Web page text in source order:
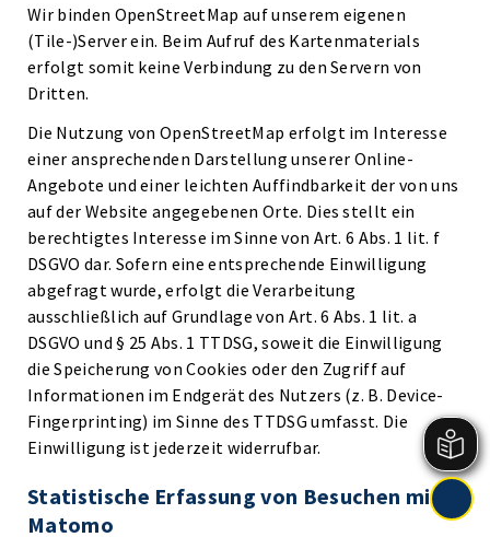
Wir binden OpenStreetMap auf unserem eigenen
(Tile-)Server ein. Beim Aufruf des Kartenmaterials
erfolgt somit keine Verbindung zu den Servern von
Dritten.
Die Nutzung von OpenStreetMap erfolgt im Interesse
einer ansprechenden Darstellung unserer Online-
Angebote und einer leichten Auffindbarkeit der von uns
auf der Website angegebenen Orte. Dies stellt ein
berechtigtes Interesse im Sinne von Art. 6 Abs. 1 lit. f
DSGVO dar. Sofern eine entsprechende Einwilligung
abgefragt wurde, erfolgt die Verarbeitung
ausschließlich auf Grundlage von Art. 6 Abs. 1 lit. a
DSGVO und § 25 Abs. 1 TTDSG, soweit die Einwilligung
die Speicherung von Cookies oder den Zugriff auf
Informationen im Endgerät des Nutzers (z. B. Device-
Fingerprinting) im Sinne des TTDSG umfasst. Die
Einwilligung ist jederzeit widerrufbar.
Statistische Erfassung von Besuchen mit
Matomo